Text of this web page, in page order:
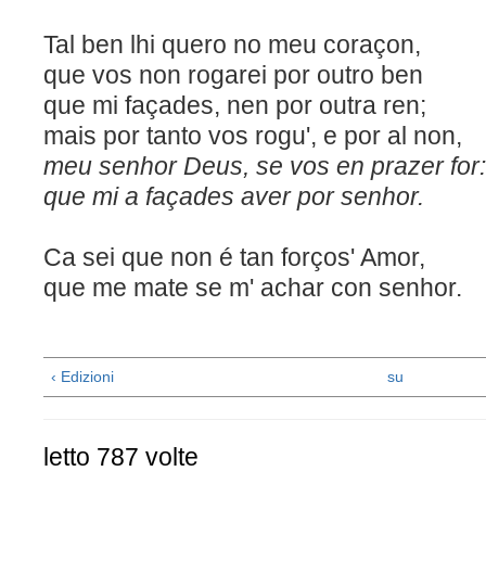
Tal ben lhi quero no meu coraçon,
que vos non rogarei por outro ben
que mi façades, nen por
mais por tanto vos rogu', e por al non,
meu senhor Deus, se vos en prazer for:
que mi a façades aver por senhor.
Ca sei que non é tan forços' Amor,
que me mate se m' achar
‹ Edizioni su
letto 787 volte